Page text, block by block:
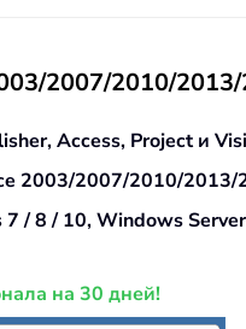
2007/2010/
Access, Project и
2003/2007/2010/2013/
/ 8 / 10, Windows
на 30 дней!